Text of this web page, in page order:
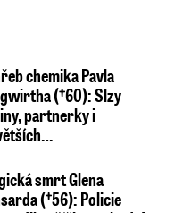
chemika Pavla
(†60): Slzy
partnerky i
smrt Glena
(†56): Policie